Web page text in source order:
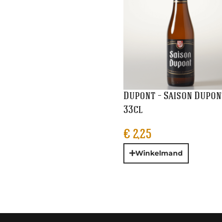
Dupont – Saison
33cl
€ 2,25
Winkelmand